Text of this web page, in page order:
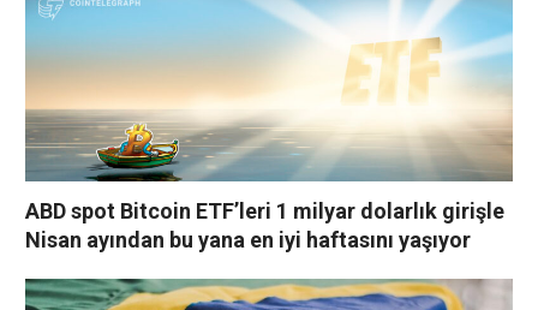
ABD spot Bitcoin ETF’leri 1 milyar dolarlık girişle
Nisan ayından bu yana en iyi haftasını yaşıyor